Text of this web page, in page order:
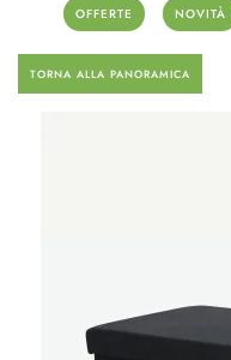
OFFERTE NOVITÀ
TORNA ALLA PANORAMICA